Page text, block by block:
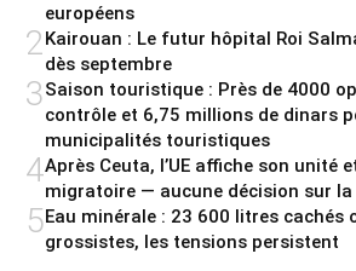
européens
2 Kairouan : Le futur hôpital Roi
dès septembre
3Saison touristique : Près de 4000
contrôle et 6,75 millions de dinars
municipalités touristiques
4Après Ceuta, l’UE affiche son unité
migratoire — aucune décision sur
5Eau minérale : 23 600 litres cachés
grossistes, les tensions persistent